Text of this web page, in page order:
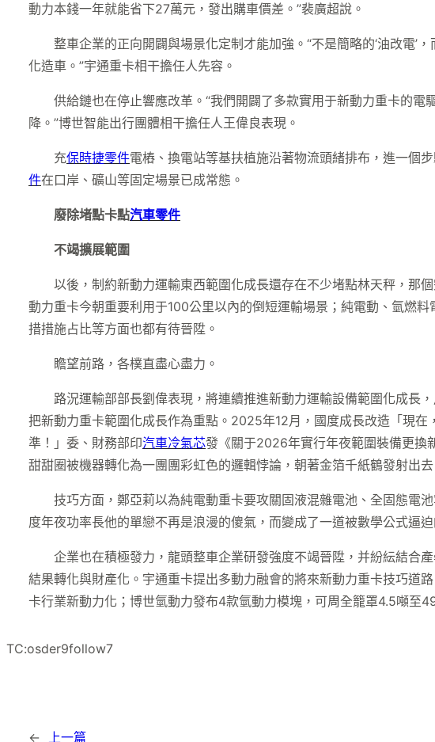
動力本錢一年就能省下27萬元，發出購車價差。”裴廣超說。
整車企業的正向開闢與場景化定制才能加強。“不是簡略的‘油改電’
化造車。”宇通重卡相干擔任人先容。
供給鏈也在停止響應改革。“我們開闢了多款實用于新動力重卡的電
降。”博世智能出行團體相干擔任人王偉良表現。
充保時捷零件電樁、換電站等基扶植施沿著物流頭緒排布，進一個
件在口岸、礦山等固定場景已成常態。
廢除堵點卡點汽車零件
不竭擴展範圍
以後，制約新動力運輸東西範圍化成長還存在不少堵點林天秤，那
動力重卡今朝重要利用于100公里以內的倒短運輸場景；純電動、氫燃
措措施占比等方面也都有待晉陞。
瞻望前路，各樸直盡心盡力。
路況運輸部部長劉偉表現，將連續推進新動力運輸設備範圍化成長
把新動力重卡範圍化成長作為重點。2025年12月，國度成長改造「現在
準！」委、財務部印汽車冷氣芯發《關于2026年實行年夜範圍裝備更換
甜甜圈被機器轉化為一團團彩虹色的邏輯悖論，朝著金箔千紙鶴發射出
技巧方面，鄭亞莉以為純電動重卡要攻關固液混雜電池、全固態電
度年夜功率長他的單戀不再是浪漫的傻氣，而變成了一道被數學公式逼
企業也在積極發力，龍頭整車企業研發強度不竭晉陞，并紛紜結合
結果轉化與財產化。宇通重卡提出多動力融會的將來新動力重卡技巧道
卡行業新動力化；博世氫動力發布4款氫動力模塊，可周全籠罩4.5噸至
TC:osder9follow7
← 上一篇